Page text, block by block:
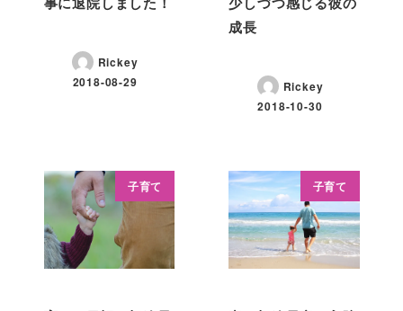
Rickey
2018-08-29
成長
Rickey
2018-10-30
子育て 子育て